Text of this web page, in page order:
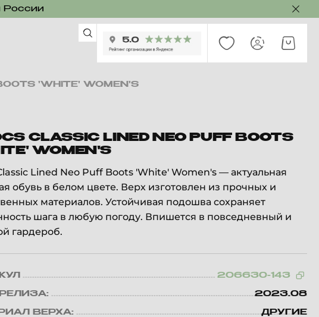
России
'WHITE' WOMEN'S
CLASSIC LINED NEO PUFF BOOTS
WOMEN'S
Lined Neo Puff Boots 'White' Women's — актуальная
обувь в белом цвете. Верх изготовлен из прочных и
материалов. Устойчивая подошва сохраняет
шага в любую погоду. Впишется в повседневный и
гардероб.
206630-143
2023.08
ВЕРХА: ДРУГИЕ